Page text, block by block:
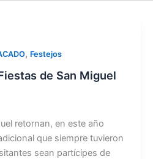
, Festejos
de San Miguel
retornan, en este año
que siempre tuvieron
sean partícipes de